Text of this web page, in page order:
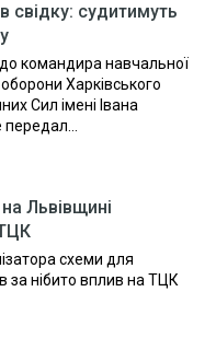
свідку: судитимуть
командира навчальної
Харківського
Сил імені Івана
Львівщині
схеми для
за нібито вплив на ТЦК